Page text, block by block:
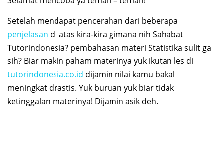
Setelah mendapat pencerahan dari beberapa
penjelasan di atas kira-kira gimana nih Sahabat
Tutorindonesia? pembahasan materi Statistika sulit ga
sih? Biar makin paham materinya yuk ikutan les di
tutorindonesia.co.id dijamin nilai kamu bakal
meningkat drastis. Yuk buruan yuk biar tidak
ketinggalan materinya! Dijamin asik deh.